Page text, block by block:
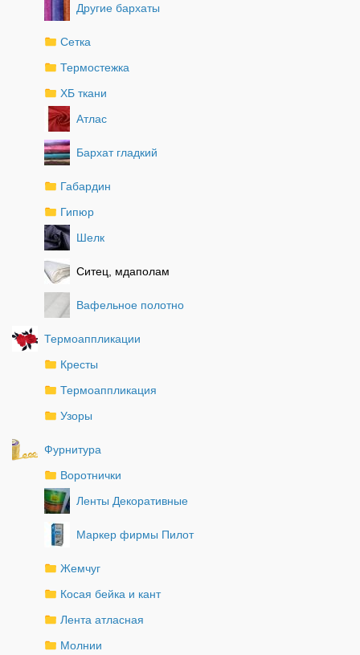
Другие бархаты
Сетка
Термостежка
ХБ ткани
Атлас
Бархат гладкий
Габардин
Гипюр
Шелк
Ситец, мдаполам
Вафельное полотно
Термоаппликации
Кресты
Термоаппликация
Узоры
Фурнитура
Воротнички
Ленты Декоративные
Маркер фирмы Пилот
Жемчуг
Косая бейка и кант
Лента атласная
Молнии